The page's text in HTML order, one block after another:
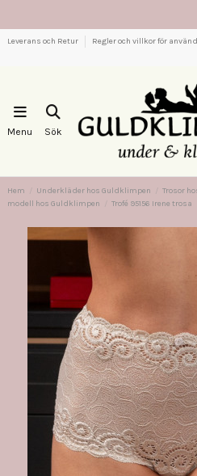
Leverans och Retur Regler och villkor för
Menu Sök
Hem Underkläder hos Guldklimpen Trosor
modell hos Guldklimpen
Trofé 95156 Irene trosa